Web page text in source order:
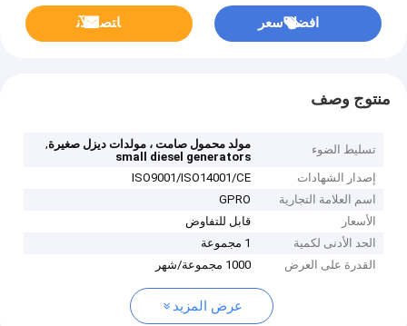
افضل سعر ﺎﺘﺼﻟ ﺍﻶﻧ
منتوج وصف
تسليط الضوء مولد محمول صامت ، مولدات ديزل صغيرة,
small diesel generators
إصدار الشهادات
ISO9001/ISO14001/CE
اسم العلامة التجارية
GPRO
الأسعار
قابل للتفاوض
الحد الأدنى لكمية
1 مجموعة
القدرة على العرض
1000 مجموعة/شهر
عرض المزيد